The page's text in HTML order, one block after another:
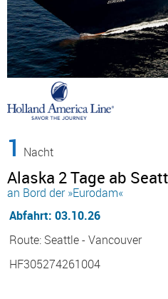
1 Nacht
Alaska 2 Tage ab
an Bord der »Eurodam«
Abfahrt: 03.10.26
Route: Seattle - Vancouver
HF305274261004